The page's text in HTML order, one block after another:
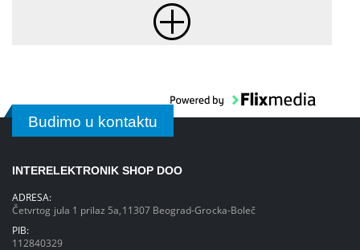
Budimo u kontaktu
INTERELEKTRONIK SHOP DOO
ADRESA:
Četvrtog jula 1 prilaz 5a,11307 Beograd-Grocka-Boleč
PIB:
112840329